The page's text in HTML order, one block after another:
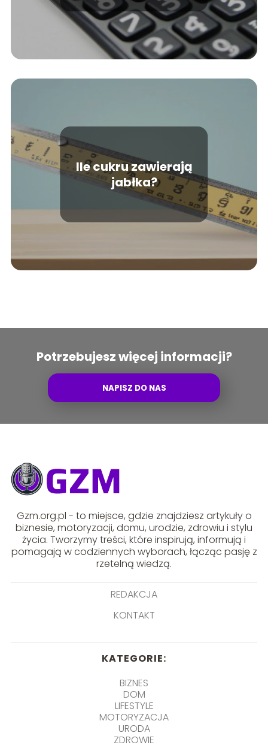
Ile cukru zawierają
jabłka?
Potrzebujesz więcej informacji?
NAPISZ DO NAS
Gzm.org.pl - to miejsce, gdzie znajdziesz artykuły o
biznesie, motoryzacji, domu, urodzie, zdrowiu i stylu
życia. Tworzymy treści, które inspirują, informują i
pomagają w codziennych wyborach, łącząc pasję z
rzetelną wiedzą.
REDAKCJA
KONTAKT
KATEGORIE:
BIZNES
DOM
LIFESTYLE
MOTORYZACJA
URODA
ZDROWIE